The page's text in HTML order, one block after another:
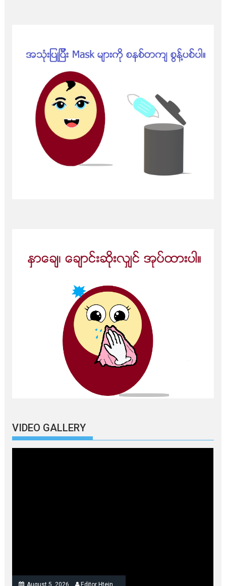
VIDEO GALLERY
August 5, 2026
Editor Htein